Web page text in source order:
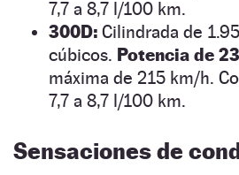
7,7 a 8,7 l/100 km.
300D: Cilindrada de
cúbicos. Potencia de
máxima de 215 km/h.
7,7 a 8,7 l/100 km.
Sensaciones de